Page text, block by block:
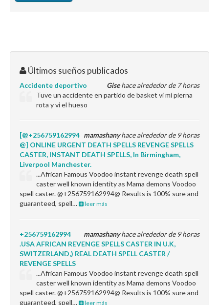
Últimos sueños publicados
Gisehace alrededor de 7 horas
Accidente deportivo
Tuve un accidente en partido de basket vi mi pierna
rota y vi el hueso
mamashanyhace alrededor de 9 horas
[@+256759162994
@] ONLINE URGENT DEATH SPELLS REVENGE SPELLS
CASTER, INSTANT DEATH SPELLS, In Birmingham,
Liverpool Manchester.
...African Famous Voodoo instant revenge death spell
caster well known identity as Mama demons Voodoo
spell caster. @+256759162994@ Results is 100% sure and
guaranteed, spell…
leer más
mamashanyhace alrededor de 9 horas
+256759162994
.USA AFRICAN REVENGE SPELLS CASTER IN U.K,
SWITZERLAND,) REAL DEATH SPELL CASTER /
REVENGE SPELLS
...African Famous Voodoo instant revenge death spell
caster well known identity as Mama demons Voodoo
spell caster. @+256759162994@ Results is 100% sure and
guaranteed, spell…
leer más